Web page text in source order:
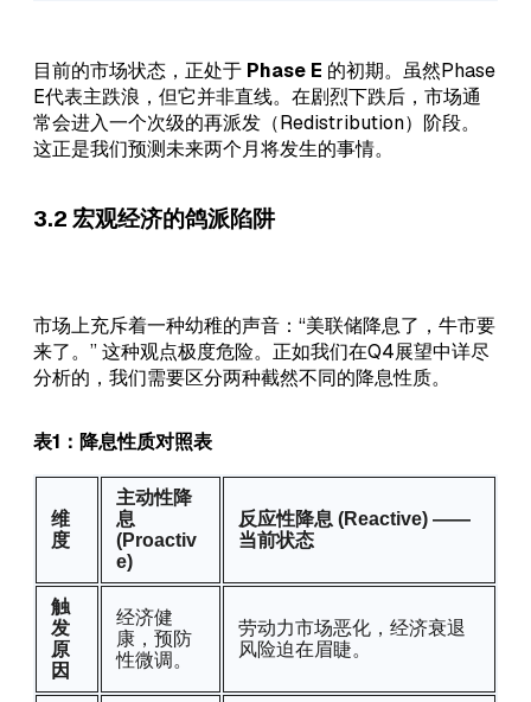
目前的市场状态，正处于 Phase E 的初期。虽然Phase
E代表主跌浪，但它并非直线。在剧烈下跌后，市场通
常会进入一个次级的再派发（Redistribution）阶段。
这正是我们预测未来两个月将发生的事情。
3.2 宏观经济的鸽派陷阱
市场上充斥着一种幼稚的声音：“美联储降息了，牛市要
来了。” 这种观点极度危险。正如我们在Q4展望中详尽
分析的，我们需要区分两种截然不同的降息性质。
表1：降息性质对照表
维
度
主动性降
息
(Proactiv
e)
反应性降息 (Reactive) ——
当前状态
触
发
原
因
经济健
康，预防
性微调。
劳动力市场恶化，经济衰退
风险迫在眉睫。